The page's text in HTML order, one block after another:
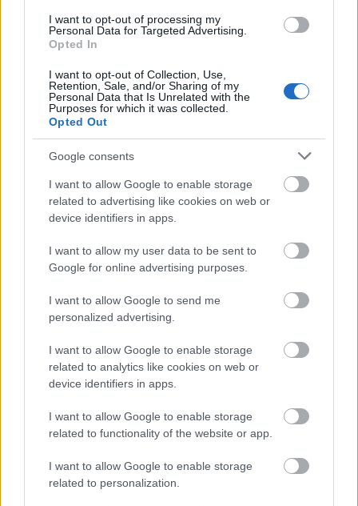
I want to opt-out of processing my
Personal Data for Targeted Advertising.
Opted In
I want to opt-out of Collection, Use,
Retention, Sale, and/or Sharing of my
Personal Data that Is Unrelated with the
Purposes for which it was collected.
Opted Out
Google consents
I want to allow Google to enable storage
related to advertising like cookies on web or
device identifiers in apps.
I want to allow my user data to be sent to
Google for online advertising purposes.
I want to allow Google to send me
personalized advertising.
I want to allow Google to enable storage
related to analytics like cookies on web or
device identifiers in apps.
I want to allow Google to enable storage
related to functionality of the website or app.
I want to allow Google to enable storage
related to personalization.
Pár éve az egyik kedvenc korallzátonyomnál
taníthattam búvárkodni egy fiatal párt. Az időjárás
tökéletes volt, kellemes vízhőmérséklettel és ...
A kajarendelés is lehet
környezetkímélő?!
NyitrayDani•2018. augusztus 24.
Létezik megoldás az étel házhoz szállítására
rengeteg eldobható csomagolóanyag nélkül is
Bajban van az ember, ha ételt szeretne házhoz ...